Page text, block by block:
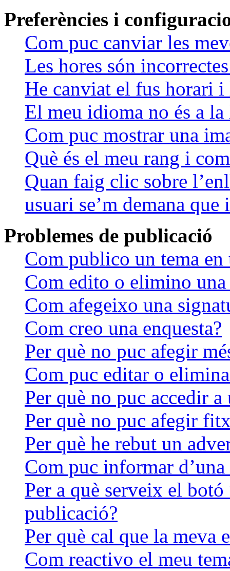
Preferències i
Com puc canviar les
Les hores són
He canviat el fus horari i
El meu idioma no és a
Com puc mostrar una
Què és el meu rang i
Quan faig clic sobre
usuari se’m demana
Problemes de publicació
Com publico un tema
Com edito o elimino una
Com afegeixo una
Com creo una enquesta?
Per què no puc afegir
Com puc editar o
Per què no puc accedir
Per què no puc afegir
Per què he rebut un
Com puc informar
Per a què serveix el
publicació?
Per què cal que la meva
Com reactivo el meu